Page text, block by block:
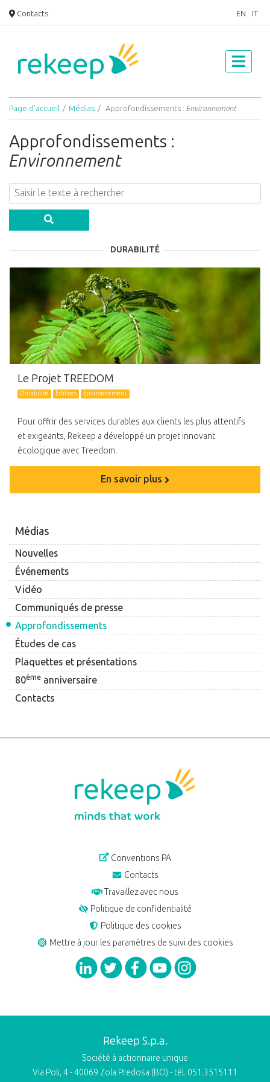
Contacts EN IT
Page d’accueil Médias Approfondissements : Environnement
Médias
Nouvelles
Événements
Vidéo
Communiqués de presse
Approfondissements
Études de cas
Plaquettes et présentations
80ème anniversaire
Contacts
Approfondissements :
Environnement
DURABILITÉ
Le Projet TREEDOM
Durabilité Édifices Environnement
Pour offrir des services durables aux clients les plus attentifs
et exigeants, Rekeep a développé un projet innovant
écologique avec Treedom.
En savoir plus
Conventions PA
Contacts
Travaillez avec nous
Politique de confidentialité
Politique des cookies
Mettre à jour les paramètres de suivi des cookies
Rekeep S.p.a.
Société à actionnaire unique
Via Poli, 4 - 40069 Zola Predosa (BO) - tél. 051.3515111